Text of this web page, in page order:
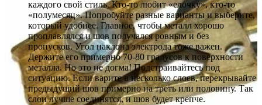
каждого свой стиль. Кто-то любит «елочку», кто-то
«полумесяц». Попробуйте разные варианты и выберите,
который удобнее. Главное, чтобы металл хорошо
проплавлялся и шов получался ровным и без
пропусков. Угол наклона электрода тоже важен.
Держите его примерно 70-80 градусов к поверхности
металла. Но это не догма! Подстраивайтесь под
ситуацию. Если варите в несколько слоев, перекрывайте
предыдущий шов примерно на треть или половину. Так
слои лучше соединятся, и шов будет крепче.